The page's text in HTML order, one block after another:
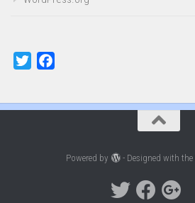
Twitter
Powered by - Designed with the